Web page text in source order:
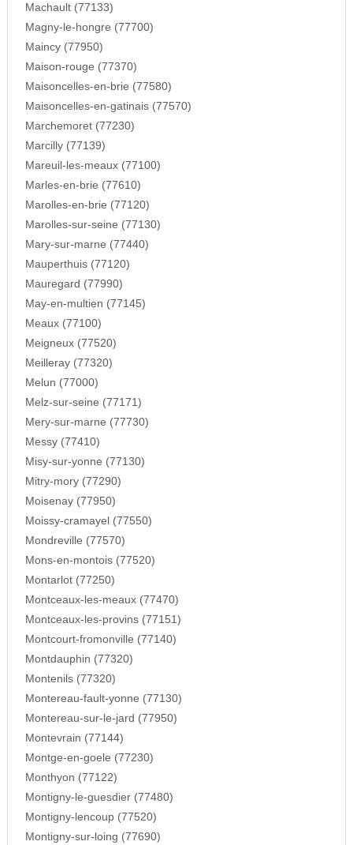
Machault (77133)
Magny-le-hongre (77700)
Maincy (77950)
Maison-rouge (77370)
Maisoncelles-en-brie (77580)
Maisoncelles-en-gatinais (77570)
Marchemoret (77230)
Marcilly (77139)
Mareuil-les-meaux (77100)
Marles-en-brie (77610)
Marolles-en-brie (77120)
Marolles-sur-seine (77130)
Mary-sur-marne (77440)
Mauperthuis (77120)
Mauregard (77990)
May-en-multien (77145)
Meaux (77100)
Meigneux (77520)
Meilleray (77320)
Melun (77000)
Melz-sur-seine (77171)
Mery-sur-marne (77730)
Messy (77410)
Misy-sur-yonne (77130)
Mitry-mory (77290)
Moisenay (77950)
Moissy-cramayel (77550)
Mondreville (77570)
Mons-en-montois (77520)
Montarlot (77250)
Montceaux-les-meaux (77470)
Montceaux-les-provins (77151)
Montcourt-fromonville (77140)
Montdauphin (77320)
Montenils (77320)
Montereau-fault-yonne (77130)
Montereau-sur-le-jard (77950)
Montevrain (77144)
Montge-en-goele (77230)
Monthyon (77122)
Montigny-le-guesdier (77480)
Montigny-lencoup (77520)
Montigny-sur-loing (77690)